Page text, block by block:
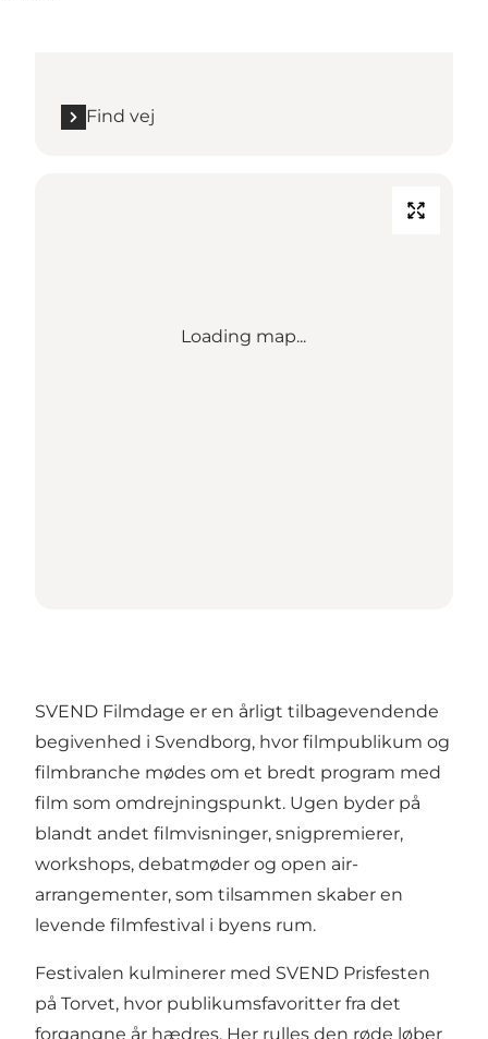
Find vej
Loading map...
SVEND Filmdage er en årligt tilbagevendende
begivenhed i Svendborg, hvor filmpublikum og
filmbranche mødes om et bredt program med
film som omdrejningspunkt. Ugen byder på
blandt andet filmvisninger, snigpremierer,
workshops, debatmøder og open air-
arrangementer, som tilsammen skaber en
levende filmfestival i byens rum.
Festivalen kulminerer med SVEND Prisfesten
på Torvet, hvor publikumsfavoritter fra det
forgangne år hædres. Her rulles den røde løber